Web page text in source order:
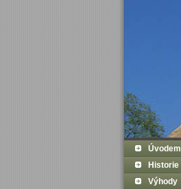
Úvodem
Historie
Výhody